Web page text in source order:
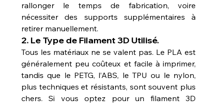
rallonger le temps de fabrication, voire
nécessiter des supports supplémentaires à
retirer manuellement.
2. Le Type de Filament 3D Utilisé.
Tous les matériaux ne se valent pas. Le PLA est
généralement peu coûteux et facile à imprimer,
tandis que le PETG, l’ABS, le TPU ou le nylon,
plus techniques et résistants, sont souvent plus
chers. Si vous optez pour un filament 3D